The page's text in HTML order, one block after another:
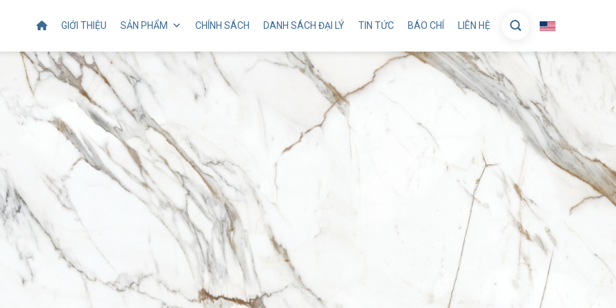
PP687 Canon
GIỚI THIỆU SẢN PHẨM CHÍNH SÁCH DANH SÁCH ĐẠI LÝ TIN TỨC BÁO CHÍ LIÊN HỆ